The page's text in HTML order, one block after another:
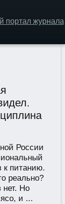
портал журнала
России
к питанию.
реально?
нет. Но
и ...